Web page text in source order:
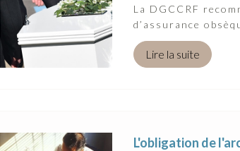
La DGCCRF
d’assurance
Lire la suite
L'obligation de